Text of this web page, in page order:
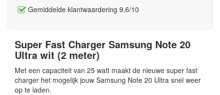
Gemiddelde klantwaardering 9,6/10
Super Fast Charger Samsung Note 20
Ultra wit (2 meter)
Met een capaciteit van 25 watt maakt de nieuwe super fast
charger het mogelijk jouw Samsung Note 20 Ultra snel weer
op te laden.